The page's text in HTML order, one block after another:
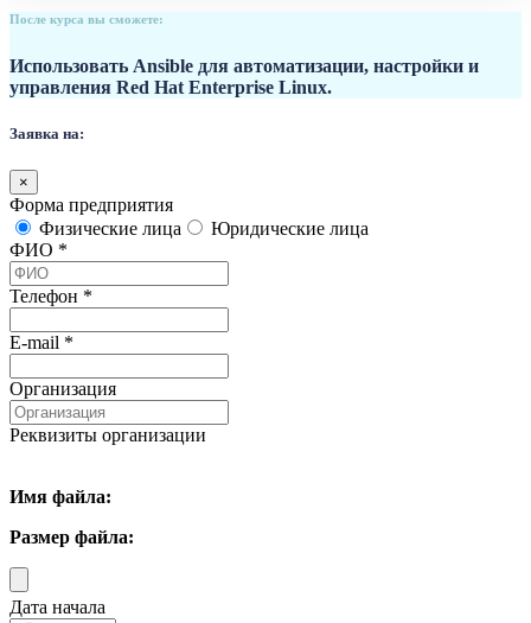
После курса вы сможете:
Использовать Ansible для автоматизации, настройки и
управления Red Hat Enterprise Linux.
Заявка на:
×
Форма предприятия
Физические лица
Юридические лица
ФИО *
Телефон *
E-mail *
Организация
Реквизиты организации
Имя файла:
Размер файла:
Дата начала